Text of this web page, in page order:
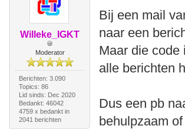
Willeke_IGKT
Moderator
Berichten: 3.090
Topics: 86
Lid sinds: Dec 2020
Bedankt: 46042
4759 x bedankt in
2041 berichten
Bij een mail
naar een
Maar die code
alle berichten
Dus een pb
behulpzaam